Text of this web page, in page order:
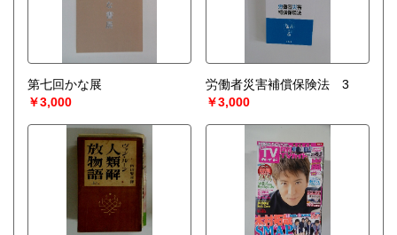
第七回かな展
￥3,000
労働者災害補償保険法 3
￥3,000